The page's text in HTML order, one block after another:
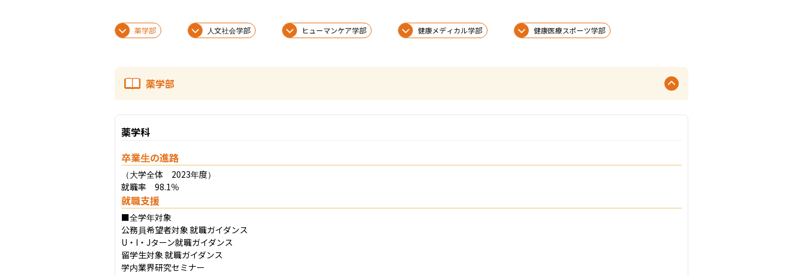
薬学部 人文社会学部 ヒューマンケア学部 健康メディカル学部 健康医療スポーツ学部
薬学部
薬学科
卒業生の進路
（大学全体　2023年度）
就職率　98.1％
就職支援
■全学年対象
公務員希望者対象 就職ガイダンス
U・I・Jターン就職ガイダンス
留学⽣対象 就職ガイダンス
学内業界研究セミナー